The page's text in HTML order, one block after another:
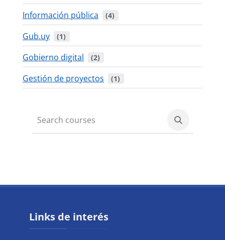
Información pública
(4)
Gub.uy (1)
Gobierno digital (2)
Gestión de proyectos (1)
Search courses
Bloques
Links de interés